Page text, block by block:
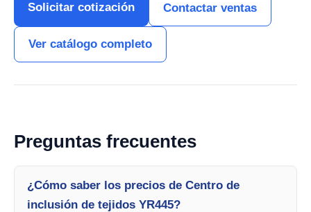
Solicitar cotización Contactar ventas
Ver catálogo completo
Preguntas frecuentes
¿Cómo saber los precios de Centro de
inclusión de tejidos YR445?